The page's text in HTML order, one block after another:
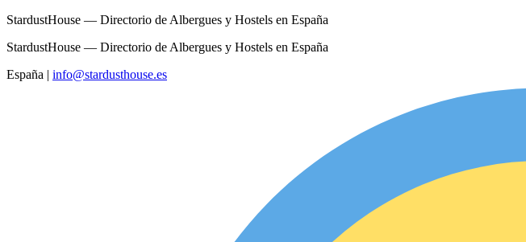
StardustHouse — Directorio de Albergues y Hostels en España
StardustHouse — Directorio de Albergues y Hostels en España
España | info@stardusthouse.es